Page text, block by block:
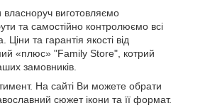
власноруч виготовляємо
та самостійно контролюємо всі
та гарантія якості від
«плюс» "Family Store", котрий
замовників.
На сайті Ви можете обрати
сюжет ікони та її формат.